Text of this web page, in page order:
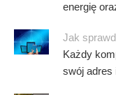
energię
Jak
Każdy
swój